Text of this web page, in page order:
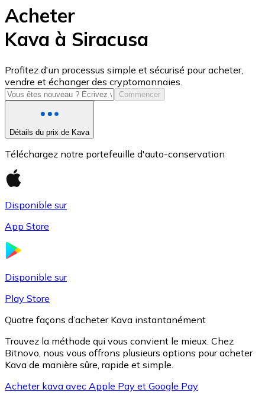
USD Coin
USDC
Acheter
Kava à Siracusa
Profitez d'un processus simple et sécurisé pour acheter,
vendre et échanger des cryptomonnaies.
Commencer
Détails du prix de Kava
Téléchargez notre portefeuille d'auto-conservation
Disponible sur
App Store
Disponible sur
Play Store
Quatre façons d’acheter Kava instantanément
Trouvez la méthode qui vous convient le mieux. Chez
Bitnovo, nous vous offrons plusieurs options pour acheter
Kava de manière sûre, rapide et simple.
Acheter kava avec Apple Pay et Google Pay